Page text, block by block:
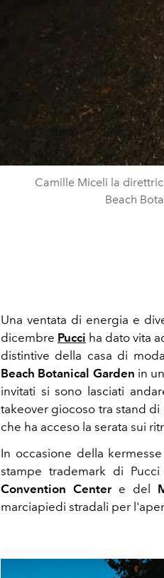
Camille Miceli la
Beach
Una ventata di energia e
dicembre Pucci ha dato vita
distintive della casa di
Beach Botanical Garden in
invitati si sono lasciati
takeover giocoso tra stand
che ha acceso la serata sui
In occasione della
stampe trademark di
Convention Centere del
marciapiedi stradali per